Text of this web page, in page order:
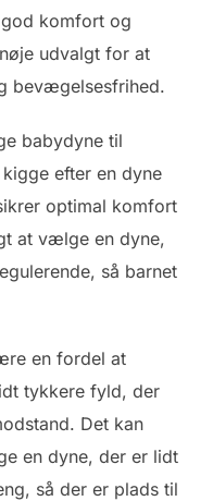
komfort og
udvalgt for at
bevægelsesfrihed.
babydyne til
efter en dyne
optimal komfort
at vælge en dyne,
så barnet
en fordel at
tykkere fyld, der
Det kan
en dyne, der er lidt
så der er plads til